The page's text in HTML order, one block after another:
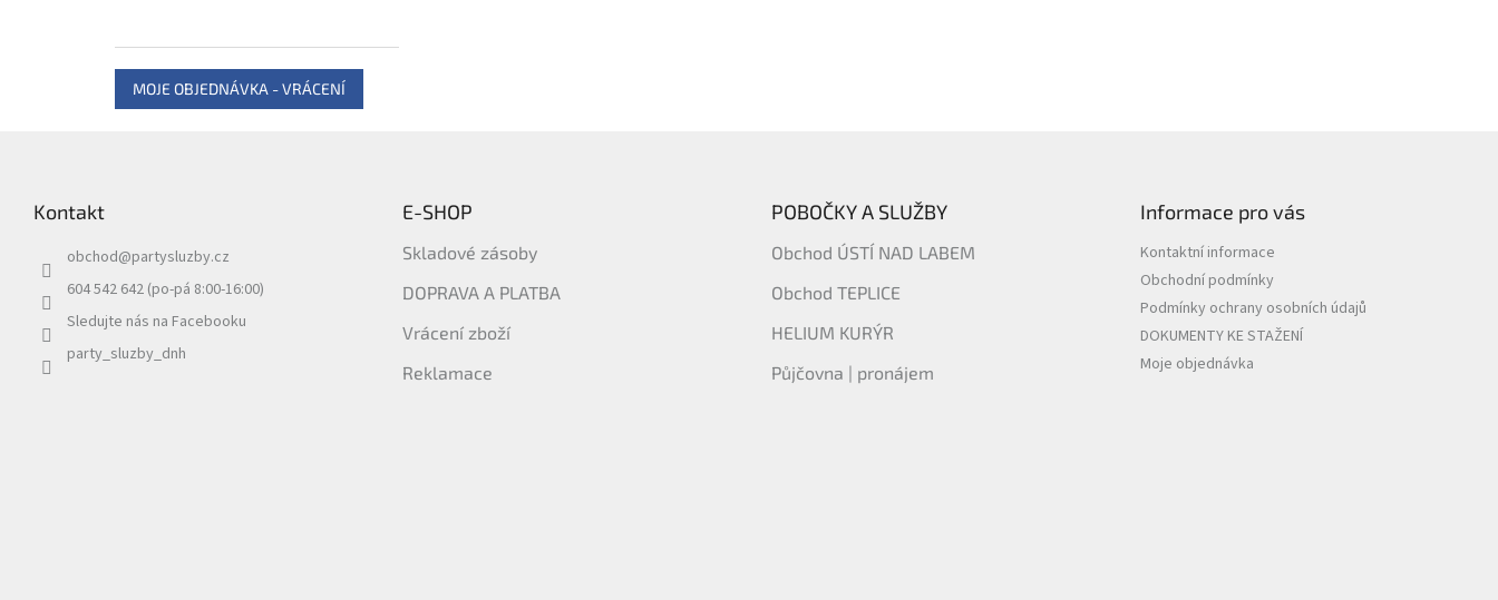
MOJE OBJEDNÁVKA - VRÁCENÍ
Kontakt
obchod@partysluzby.cz
604 542 642 (po-pá 8:00-16:00)
Sledujte nás na Facebooku
party_sluzby_dnh
E-SHOP
Skladové zásoby
DOPRAVA A PLATBA
Vrácení zboží
Reklamace
POBOČKY A SLUŽBY
Obchod ÚSTÍ NAD LABEM
Obchod TEPLICE
HELIUM KURÝR
Půjčovna | pronájem
Informace pro vás
Kontaktní informace
Obchodní podmínky
Podmínky ochrany osobních údajů
DOKUMENTY KE STAŽENÍ
Moje objednávka